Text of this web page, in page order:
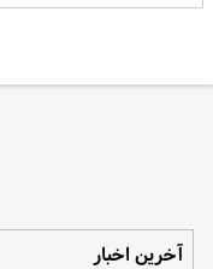
آخرین اخبار